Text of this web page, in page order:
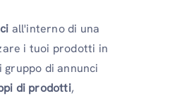
all'interno di una
i tuoi prodotti in
di annunci
di prodotti,